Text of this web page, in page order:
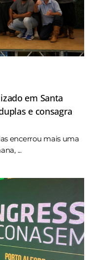
em Santa
e consagra
encerrou mais uma
...